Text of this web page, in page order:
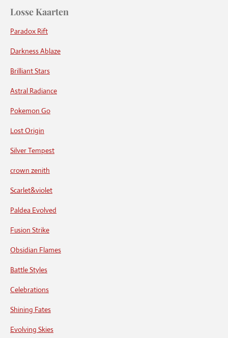
Losse Kaarten
Paradox Rift
Darkness Ablaze
Brilliant Stars
Astral Radiance
Pokemon Go
Lost Origin
Silver Tempest
crown zenith
Scarlet&violet
Paldea Evolved
Fusion Strike
Obsidian Flames
Battle Styles
Celebrations
Shining Fates
Evolving Skies